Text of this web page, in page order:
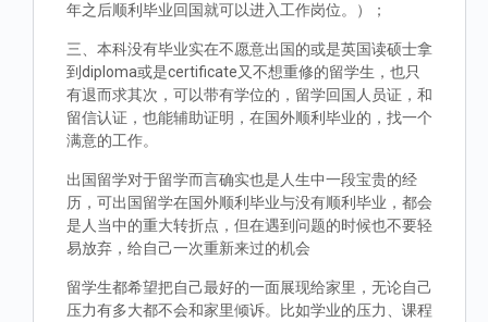
年之后顺利毕业回国就可以进入工作岗位。）；
三、本科没有毕业实在不愿意出国的或是英国读硕士拿
到diploma或是certificate又不想重修的留学生，也只
有退而求其次，可以带有学位的，留学回国人员证，和
留信认证，也能辅助证明，在国外顺利毕业的，找一个
满意的工作。
出国留学对于留学而言确实也是人生中一段宝贵的经
历，可出国留学在国外顺利毕业与没有顺利毕业，都会
是人当中的重大转折点，但在遇到问题的时候也不要轻
易放弃，给自己一次重新来过的机会
留学生都希望把自己最好的一面展现给家里，无论自己
压力有多大都不会和家里倾诉。比如学业的压力、课程